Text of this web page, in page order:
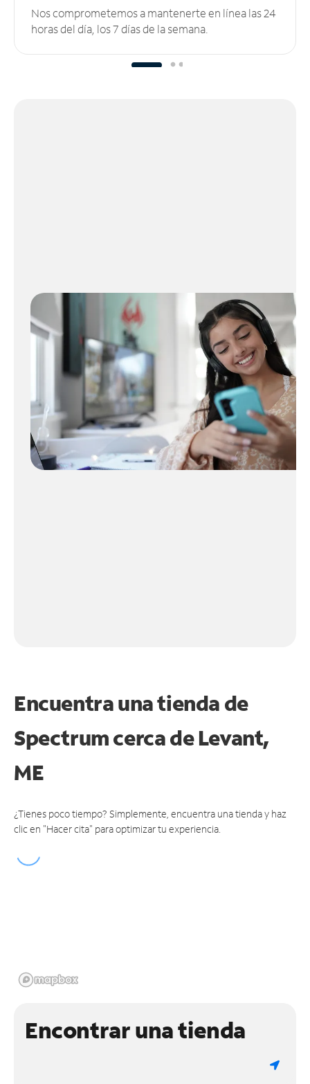
Nos comprometemos a mantenerte en línea las 24
horas del día, los 7 días de la semana.
Encuentra una tienda de
Spectrumcerca de Levant,
ME
¿Tienes poco tiempo? Simplemente, encuentra una tienda y haz
clic en "Hacer cita" para optimizar tu experiencia.
Encontrar una tienda